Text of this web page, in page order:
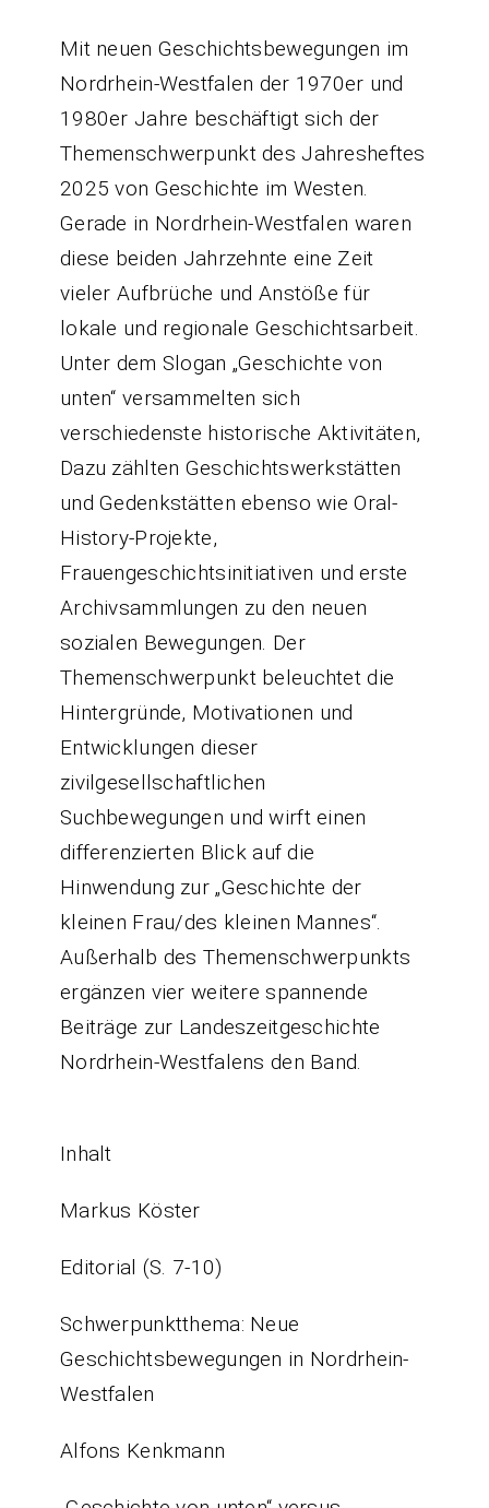
Mit neuen Geschichtsbewegungen im
Nordrhein-Westfalen der 1970er und
1980er Jahre beschäftigt sich der
Themenschwerpunkt des Jahresheftes
2025 von Geschichte im Westen.
Gerade in Nordrhein-Westfalen waren
diese beiden Jahrzehnte eine Zeit
vieler Aufbrüche und Anstöße für
lokale und regionale Geschichtsarbeit.
Unter dem Slogan „Geschichte von
unten“ versammelten sich
verschiedenste historische Aktivitäten,
Dazu zählten Geschichtswerkstätten
und Gedenkstätten ebenso wie Oral-
History-Projekte,
Frauengeschichtsinitiativen und erste
Archivsammlungen zu den neuen
sozialen Bewegungen. Der
Themenschwerpunkt beleuchtet die
Hintergründe, Motivationen und
Entwicklungen dieser
zivilgesellschaftlichen
Suchbewegungen und wirft einen
differenzierten Blick auf die
Hinwendung zur „Geschichte der
kleinen Frau/des kleinen Mannes“.
Außerhalb des Themenschwerpunkts
ergänzen vier weitere spannende
Beiträge zur Landeszeitgeschichte
Nordrhein-Westfalens den Band.
Inhalt
Markus Köster
Editorial (S. 7-10)
Schwerpunktthema: Neue
Geschichtsbewegungen in Nordrhein-
Westfalen
Alfons Kenkmann